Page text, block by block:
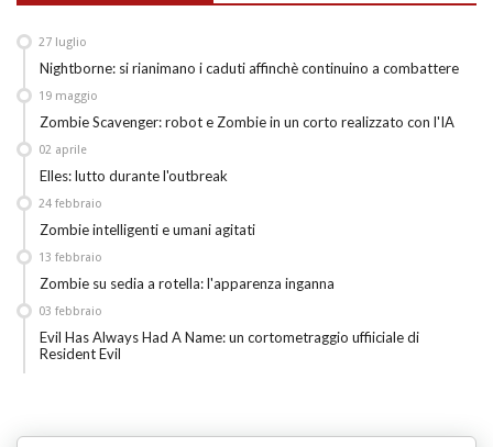
Nightborne: si rianimano i caduti affinchè continuino a combattere
27 luglio
Zombie Scavenger: robot e Zombie in un corto realizzato con l'IA
19 maggio
Elles: lutto durante l'outbreak
02 aprile
Zombie intelligenti e umani agitati
24 febbraio
Zombie su sedia a rotella: l'apparenza inganna
13 febbraio
Evil Has Always Had A Name: un cortometraggio uffiiciale di
Resident Evil
03 febbraio